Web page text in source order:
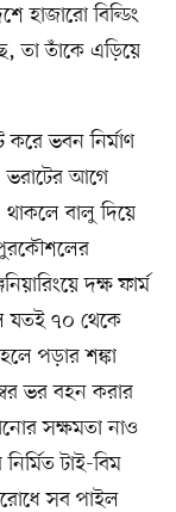
হাজারো বিল্ডিং
তা তাঁকে এড়িয়ে
ভবন নির্মাণ
ভরাটের আগে
থাকলে বালু দিয়ে
পুরকৌশলের
দক্ষ ফার্ম
যতই ৭০ থেকে
পড়ার শঙ্কা
ভর বহন করার
সক্ষমতা নাও
টাই-বিম
সব পাইল